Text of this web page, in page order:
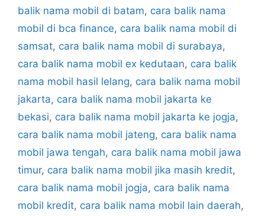
balik nama mobil di batam, cara balik nama
mobil di bca finance, cara balik nama mobil di
samsat, cara balik nama mobil di surabaya,
cara balik nama mobil ex kedutaan, cara balik
nama mobil hasil lelang, cara balik nama mobil
jakarta, cara balik nama mobil jakarta ke
bekasi, cara balik nama mobil jakarta ke jogja,
cara balik nama mobil jateng, cara balik nama
mobil jawa tengah, cara balik nama mobil jawa
timur, cara balik nama mobil jika masih kredit,
cara balik nama mobil jogja, cara balik nama
mobil kredit, cara balik nama mobil lain daerah,